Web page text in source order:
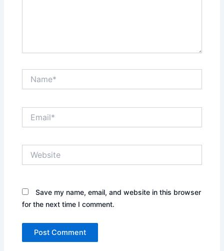
Save my name, email, and website in this browser
for the next time I comment.